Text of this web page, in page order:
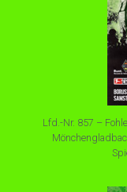
Lfd.-Nr. 857 –